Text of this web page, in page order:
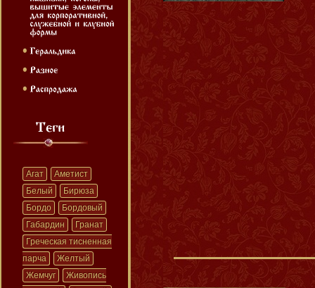
Агат
Аметист
Белый
Бирюза
Бордо
Бордовый
Габардин
Гранат
Греческая тисненная
парча
Желтый
Жемчуг
Живопись